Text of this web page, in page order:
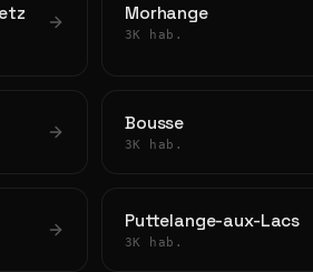
Morhange
3K hab.
Bousse
3K hab.
Puttelange-aux-Lacs
3K hab.